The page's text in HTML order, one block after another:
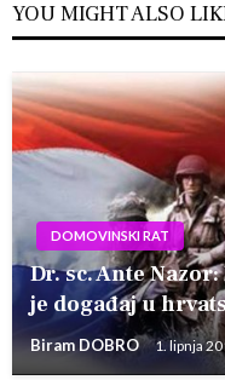
YOU MIGHT ALSO
DOMOVINSKI RAT
Dr. sc. Ante
je događaj u
Biram DOBRO 1. lipnja